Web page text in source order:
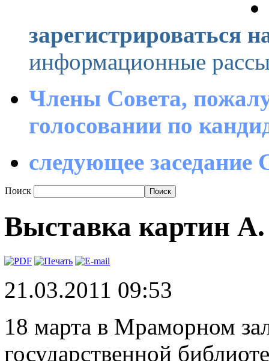
зарегистрироваться
информационные
Члены Совета,
голосовании по
следующее заседание
Поиск
Выставка картин
21.03.2011 09:53
18 марта в Мраморном
государственной